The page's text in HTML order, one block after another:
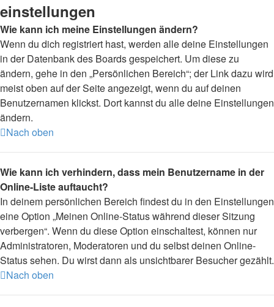
einstellungen
Wie kann ich meine Einstellungen ändern?
Wenn du dich registriert hast, werden alle deine Einstellungen
in der Datenbank des Boards gespeichert. Um diese zu
ändern, gehe in den „Persönlichen Bereich“; der Link dazu wird
meist oben auf der Seite angezeigt, wenn du auf deinen
Benutzernamen klickst. Dort kannst du alle deine Einstellungen
ändern.
Nach oben
Wie kann ich verhindern, dass mein Benutzername in der
Online-Liste auftaucht?
In deinem persönlichen Bereich findest du in den Einstellungen
eine Option „Meinen Online-Status während dieser Sitzung
verbergen“. Wenn du diese Option einschaltest, können nur
Administratoren, Moderatoren und du selbst deinen Online-
Status sehen. Du wirst dann als unsichtbarer Besucher gezählt.
Nach oben